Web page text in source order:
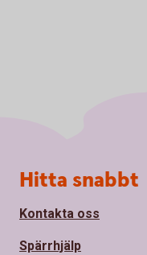
Sidfot
Hitta snabbt
Kontakta oss
Spärrhjälp